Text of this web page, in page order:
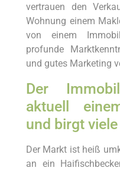
vertrauen den
Wohnung einem
von einem
profunde
und gutes Marketing
Der
aktuell
und birgt
Der Markt ist heiß
an ein